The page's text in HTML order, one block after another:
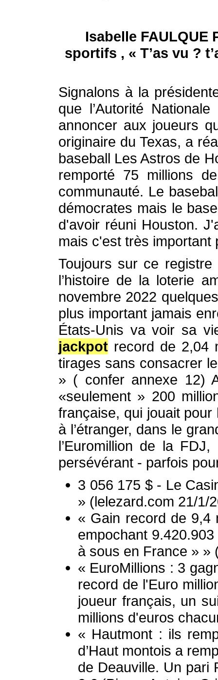
Isabelle FAULQUE
sportifs , « T’as vu ?
Signalons à la
que l’Autorité
annoncer aux joueurs
originaire du Texas, a
baseball Les Astros de
remporté 75 millions
communauté. Le
démocrates mais le
d'avoir réuni Houston.
mais c'est très important
Toujours sur ce
l’histoire de la loterie
novembre 2022
plus important jamais
États-Unis va voir sa
jackpot record de 2,04
tirages sans consacrer
» ( confer annexe 12)
«seulement » 200
française, qui jouait
à l’étranger, dans le
l’Euromillion de la
persévérant - parfois
3 056 175 $ - Le
» (lelezard.com 21/1/
« Gain record de 9,4
empochant
à sous en France » »
« EuroMillions : 3
record de l'Euro
joueur français, un
millions d'euros
« Hautmont : ils
d’Haut montois a
de Deauville. Un pari